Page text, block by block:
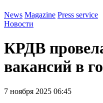
News Magazine Press service
Новости
КРДВ
вакансий в
7 ноября 2025 06:45